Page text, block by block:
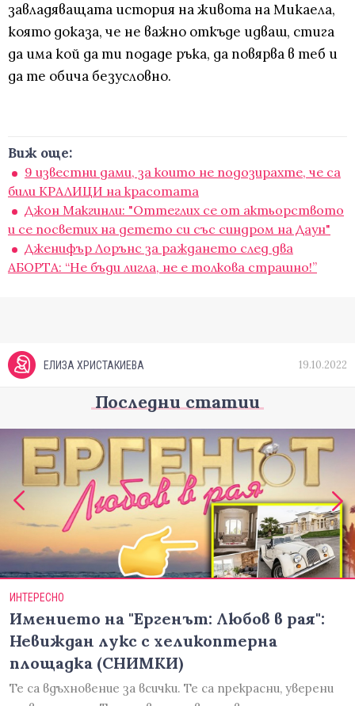
завладяващата история на живота на Микаела,
която доказа, че не важно откъде идваш, стига
да има кой да ти подаде ръка, да повярва в теб и
да те обича безусловно.
Виж още:
9 известни дами, за които не подозирахте, че са
били КРАЛИЦИ на красотата
Джон Макгинли: "Оттеглих се от актьорството
и се посветих на детето си със синдром на Даун"
Дженифър Лорънс за раждането след два
АБОРТА: “Не бъди лигла, не е толкова страшно!”
ЕЛИЗА ХРИСТАКИЕВА 19.10.2022
Последни статии
ИНТЕРЕСНО
Имението на "Ергенът: Любов в рая":
Невиждан лукс с хеликоптерна
площадка (СНИМКИ)
Те са вдъхновение за всички. Те са прекрасни, уверени